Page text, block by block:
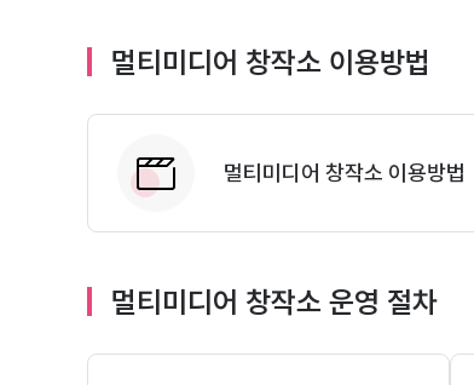
멀티미디어 창작소 이용방법
멀티미디어 창작소 이용방법
멀티미디어 창작소 운영 절차